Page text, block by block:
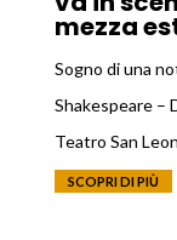
mezza
Sogno di una
Shakespeare –
Teatro San
SCOPRI DI PIÙ